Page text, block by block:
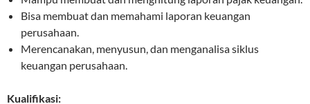
Bisa membuat dan memahami laporan keuangan
perusahaan.
Merencanakan, menyusun, dan menganalisa siklus
keuangan perusahaan.
Kualifikasi: